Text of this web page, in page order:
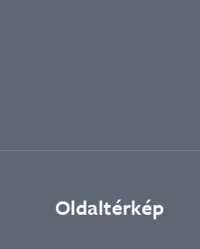
Oldaltérkép